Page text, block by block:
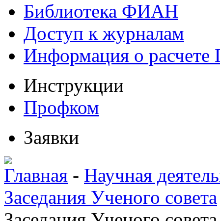
Библиотека ФИАН
Доступ к журналам
Информация о
Инструкции
Профком
Заявки
Главная - Научная
Заседания Ученого совета